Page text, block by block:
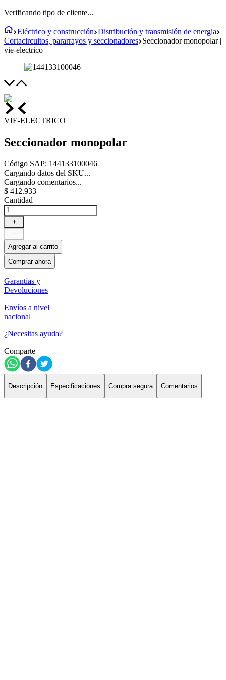
Verificando tipo de cliente...
Eléctrico y construcción Distribución y transmisión de energia
Cortacircuitos, pararrayos y seccionadores Seccionador monopolar |
vie-electrico
VIE-ELECTRICO
Seccionador monopolar
Código SAP: 144133100046
Cargando datos del SKU...
Cargando comentarios...
$ 412.933
Cantidad
＋
－
Agregar al carrito
Comprar ahora
Garantías y
Devoluciones
Envíos a nivel
nacional
¿Necesitas ayuda?
Comparte
Descripción Especificaciones Compra segura Comentarios